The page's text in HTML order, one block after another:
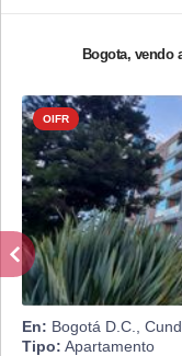
Bogota, vendo
OIFR
En: Bogotá D.C.,
Tipo: Apartamento